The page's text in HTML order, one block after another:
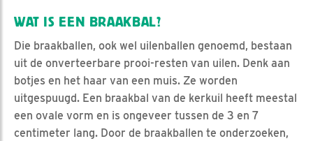
WAT IS EEN BRAAKBAL?
Die braakballen, ook wel uilenballen genoemd, bestaan
uit de onverteerbare prooi-resten van uilen. Denk aan
botjes en het haar van een muis. Ze worden
uitgespuugd. Een braakbal van de kerkuil heeft meestal
een ovale vorm en is ongeveer tussen de 3 en 7
centimeter lang. Door de braakballen te onderzoeken,